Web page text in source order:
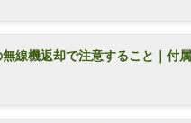
線機返却で注意すること｜付